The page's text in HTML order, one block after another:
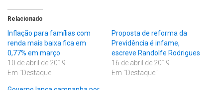
Relacionado
Inflação para famílias com
renda mais baixa fica em
0,77% em março
10 de abril de 2019
Em "Destaque"
Proposta de reforma da
Previdência é infame,
escreve Randolfe Rodrigues
16 de abril de 2019
Em "Destaque"